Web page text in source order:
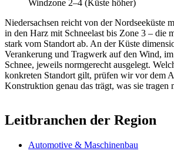
Windzone 2–4 (Küste höher)
Niedersachsen reicht von der Nordseeküste
in den Harz mit Schneelast bis Zone 3 – die
stark vom Standort ab. An der Küste
Verankerung und Tragwerk auf den Wind,
Schnee, jeweils normgerecht ausgelegt.
konkreten Standort gilt, prüfen wir vor dem
Konstruktion genau das trägt, was sie tragen
Leitbranchen der Region
Automotive & Maschinenbau